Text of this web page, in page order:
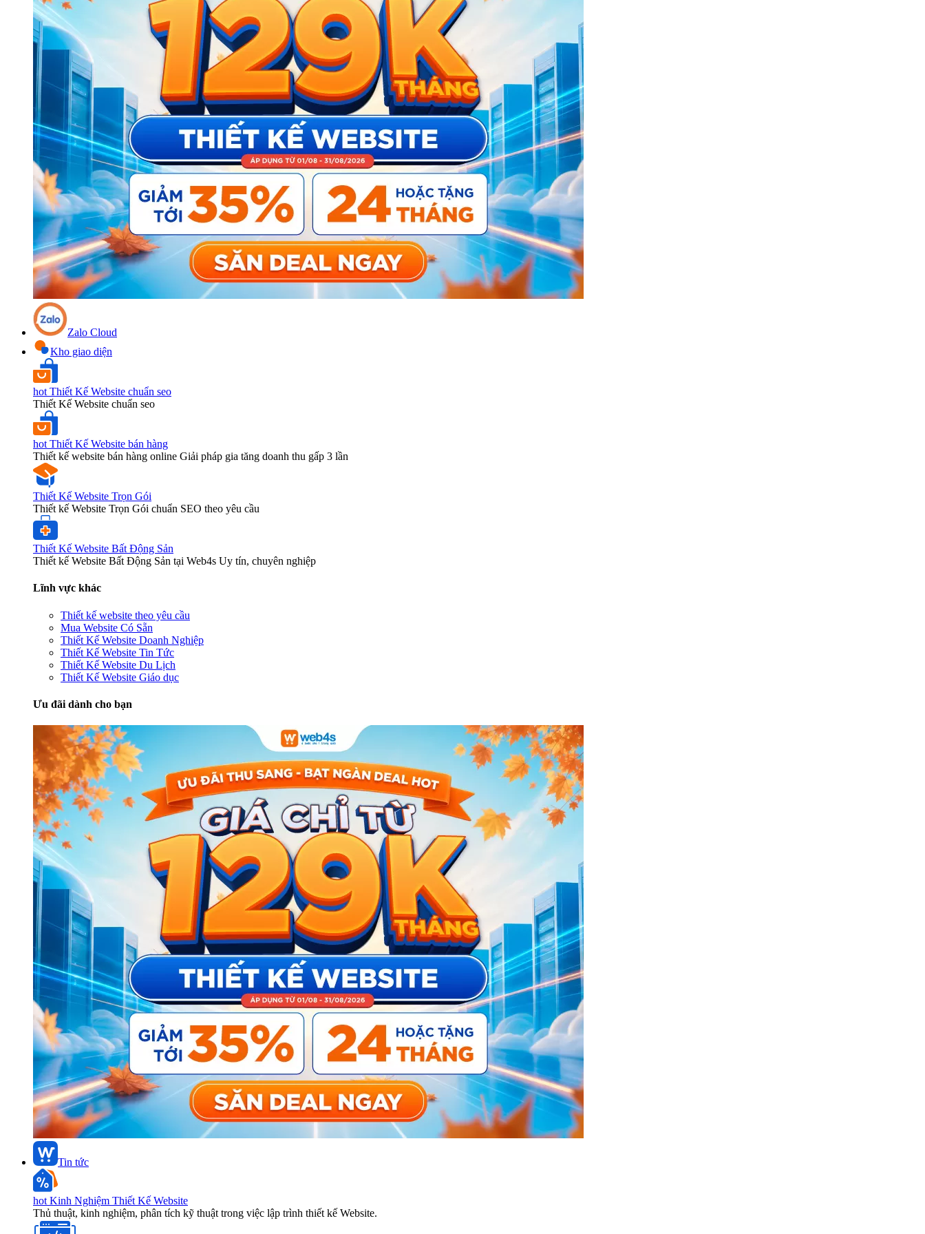
Zalo Cloud
Kho giao diện
hot Thiết Kế Website chuẩn seo
Thiết Kế Website chuẩn seo
hot Thiết Kế Website bán hàng
Thiết kế website bán hàng online Giải pháp gia tăng doanh thu gấp 3 lần
Thiết Kế Website Trọn Gói
Thiết kế Website Trọn Gói chuẩn SEO theo yêu cầu
Thiết Kế Website Bất Động Sản
Thiết kế Website Bất Động Sản tại Web4s Uy tín, chuyên nghiệp
Lĩnh vực khác
Thiết kế website theo yêu cầu
Mua Website Có Sẵn
Thiết Kế Website Doanh Nghiệp
Thiết Kế Website Tin Tức
Thiết Kế Website Du Lịch
Thiết Kế Website Giáo dục
Ưu đãi dành cho bạn
Tin tức
hot Kinh Nghiệm Thiết Kế Website
Thủ thuật, kinh nghiệm, phân tích kỹ thuật trong việc lập trình thiết kế Website.